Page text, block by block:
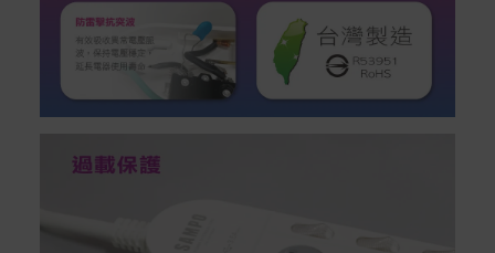
信用卡分期付款：限指定商品使用，滿1千享3期0利
率/滿1萬享3期0利率/滿3萬享12期0利率
銀行帳戶轉帳：使用一次性虛擬帳戶
Samsung Wallet (原Samsung Pay)：須使用行動裝